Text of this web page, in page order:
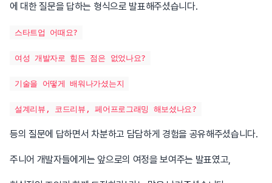
에 대한 질문을 답하는 형식으로 발표해주셨습니다.
스타트업 어때요?
여성 개발자로 힘든 점은 없었나요?
기술을 어떻게 배워나가셨는지
설계리뷰, 코드리뷰, 페어프로그래밍 해보셨나요?
등의 질문에 답하면서 차분하고 담담하게 경험을 공유해주셨습니다.
주니어 개발자들에게는 앞으로의 여정을 보여주는 발표였고,